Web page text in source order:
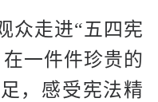
众走进“五四宪
一件件珍贵的
，感受宪法精